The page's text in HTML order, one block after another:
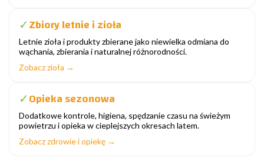
✓Zbiory letnie i zioła
Letnie zioła i produkty zbierane jako niewielka odmiana do
wąchania, zbierania i naturalnej różnorodności.
Zobacz zioła →
✓Opieka sezonowa
Dodatkowe kontrole, higiena, spędzanie czasu na świeżym
powietrzu i opieka w cieplejszych okresach latem.
Zobacz zdrowie i opiekę →